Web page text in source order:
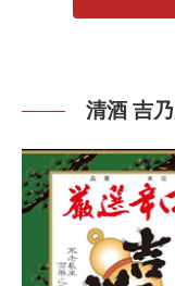
清酒 吉